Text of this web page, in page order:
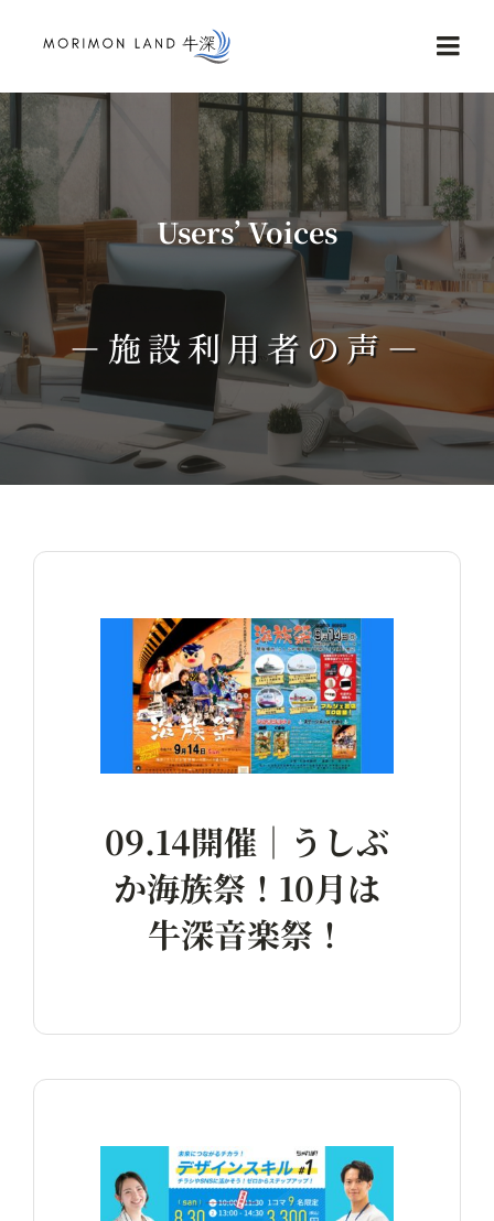
Home
Service
NEWS
Reviews
Contact
Users’ Voices
－施設利用者の声－
09.14開催｜うしぶ
か海族祭！10月は
牛深音楽祭！